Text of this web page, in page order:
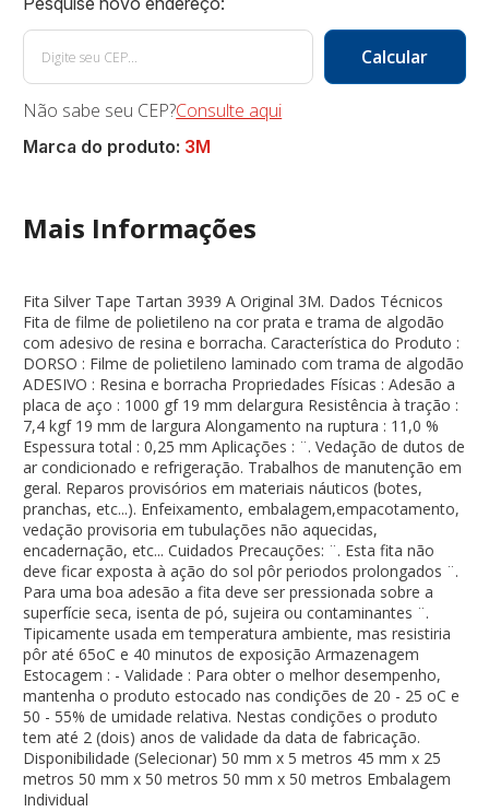
Não sabe seu CEP?Consulte aqui
Marca do produto: 3M
Mais Informações
Fita Silver Tape Tartan 3939 A Original 3M. Dados Técnicos
Fita de filme de polietileno na cor prata e trama de algodão
com adesivo de resina e borracha. Característica do Produto :
DORSO : Filme de polietileno laminado com trama de algodão
ADESIVO : Resina e borracha Propriedades Físicas : Adesão a
placa de aço : 1000 gf 19 mm delargura Resistência à tração :
7,4 kgf 19 mm de largura Alongamento na ruptura : 11,0 %
Espessura total : 0,25 mm Aplicações : ¨. Vedação de dutos de
ar condicionado e refrigeração. Trabalhos de manutenção em
geral. Reparos provisórios em materiais náuticos (botes,
pranchas, etc...). Enfeixamento, embalagem,empacotamento,
vedação provisoria em tubulações não aquecidas,
encadernação, etc... Cuidados Precauções: ¨. Esta fita não
deve ficar exposta à ação do sol pôr periodos prolongados ¨.
Para uma boa adesão a fita deve ser pressionada sobre a
superfície seca, isenta de pó, sujeira ou contaminantes ¨.
Tipicamente usada em temperatura ambiente, mas resistiria
pôr até 65oC e 40 minutos de exposição Armazenagem
Estocagem : - Validade : Para obter o melhor desempenho,
mantenha o produto estocado nas condições de 20 - 25 oC e
50 - 55% de umidade relativa. Nestas condições o produto
tem até 2 (dois) anos de validade da data de fabricação.
Disponibilidade (Selecionar) 50 mm x 5 metros 45 mm x 25
metros 50 mm x 50 metros 50 mm x 50 metros Embalagem
Individual